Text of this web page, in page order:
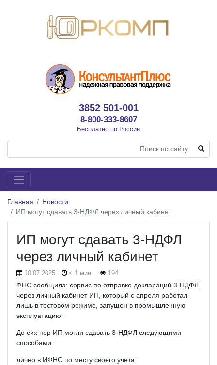
3852 501-001
8-800-333-8607
Бесплатно по России
Главная
Новости
ИП могут сдавать 3-НДФЛ через личный кабинет
ИП могут сдавать 3-НДФЛ
через личный кабинет
10.07.2025 < 1 мин. 194
ФНС сообщила: сервис по отправке деклараций 3-НДФЛ
через личный кабинет ИП, который с апреля работал
лишь в тестовом режиме, запущен в промышленную
эксплуатацию.
До сих пор ИП могли сдавать 3-НДФЛ следующими
способами:
лично в ИФНС по месту своего учета;